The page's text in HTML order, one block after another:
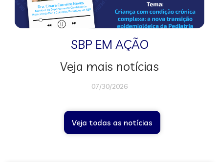
SBP EM AÇÃO
Veja mais notícias
07/30/2026
Veja todas as notícias